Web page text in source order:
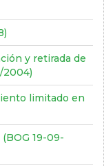
y retirada de
2004)
limitado en
19-09-